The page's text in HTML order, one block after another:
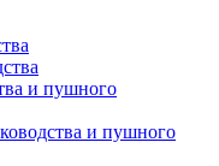
и пушного
и пушного